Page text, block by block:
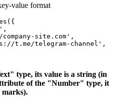
value format
site.com',
t.me/telegram-channel',
type, its value is a string (in
of the "Number" type, it
marks).